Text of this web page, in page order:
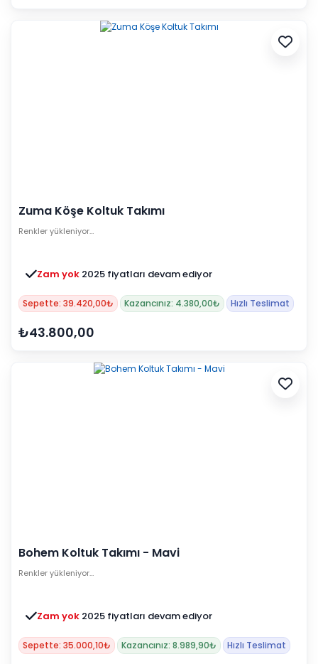
Zuma Köşe Koltuk Takımı
Renkler yükleniyor…
Zam yok 2025 fiyatları devam ediyor
Sepette: 39.420,00₺ Kazancınız: 4.380,00₺ Hızlı Teslimat
₺43.800,00
Bohem Koltuk Takımı - Mavi
Renkler yükleniyor…
Zam yok 2025 fiyatları devam ediyor
Sepette: 35.000,10₺ Kazancınız: 8.989,90₺ Hızlı Teslimat